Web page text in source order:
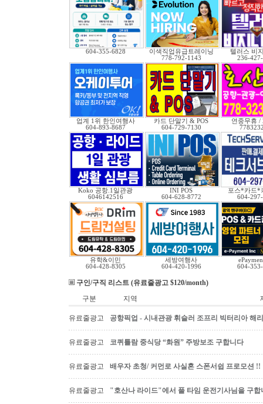
604-355-6828
이색직업유급트레이닝
778-792-1143
텔러스 비
236-
업계 1위 한인여행사
604-893-8687
카드 단말기 & POS
604-729-7130
연중무휴 /
Koko 공항.1일관광
6046142516
INI POS
604-628-8772
포스*카드*
604-
유학&이민
604-428-8305
세방여행사
604-420-1996
604-
구인/구직 리스트 (유료줄광고 $120/month)
구분
지역
유료줄광고 공항픽업 - 시내관광 휘슬러 조프리 빅터리아 해
유료줄광고 코퀴틀람 중식당 “화원” 주방보조 구합니다
유료줄광고 배우자 초청/ 커먼로 사실혼 스폰서쉽 프로모션 !!
유료줄광고 "호산나 라이드"에서 풀 타임 운전기사님을 구합